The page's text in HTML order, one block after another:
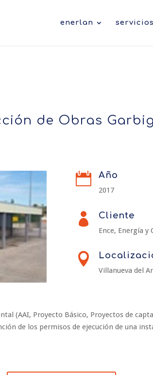
enerlan servicios
de Obras
 Año
2017
 Cliente
Ence, Energía y

Villanueva del
(AAI, Proyecto Básico, Proyectos de
de los permisos de ejecución de una